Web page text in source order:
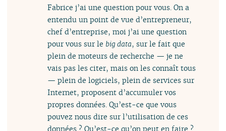
Fabrice j’ai une question pour vous. On a
entendu un point de vue d’entrepreneur,
chef d’entreprise, moi j’ai une question
pour vous sur le big data, sur le fait que
plein de moteurs de recherche — je ne
vais pas les citer, mais on les connaît tous
— plein de logiciels, plein de services sur
Internet, proposent d’accumuler vos
propres données. Qu’est-ce que vous
pouvez nous dire sur l’utilisation de ces
données ? Qu’est-ce qu’on peut en faire ?